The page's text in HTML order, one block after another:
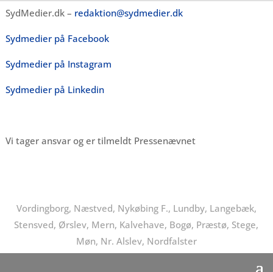
SydMedier.dk – redaktion@sydmedier.dk
Sydmedier på Facebook
Sydmedier på Instagram
Sydmedier på Linkedin
Vi tager ansvar og er tilmeldt Pressenævnet
Vordingborg, Næstved, Nykøbing F., Lundby, Langebæk,
Stensved, Ørslev, Mern, Kalvehave, Bogø, Præstø, Stege,
Møn, Nr. Alslev, Nordfalster